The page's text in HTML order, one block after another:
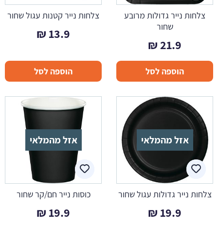
צלחות נייר גדולות מרובע
שחור
21.9
₪
הוספה לסל
צלחות נייר קטנות עגול שחור
13.9
₪
הוספה לסל
אזל מהמלאי
צלחות נייר גדולות עגול שחור
19.9
₪
אזל מהמלאי
כוסות נייר חם/קר שחור
19.9
₪